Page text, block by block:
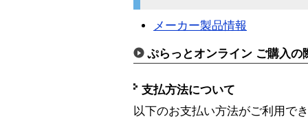
メーカー製品情報
ぷらっとオンライン ご購入の
支払方法について
以下のお支払い方法がご利用で